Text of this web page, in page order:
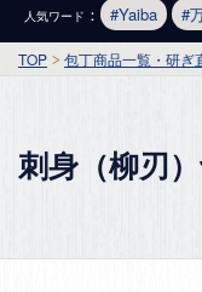
人気ワード ： Yaiba
TOP 包丁商品一覧・研ぎ
刺身（柳刃